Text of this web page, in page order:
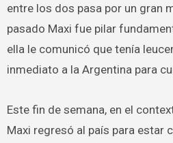
entre los dos pasa por un gran
pasado Maxi fue pilar
ella le comunicó que tenía
inmediato a la Argentina para
Este fin de semana, en el
Maxi regresó al país para estar